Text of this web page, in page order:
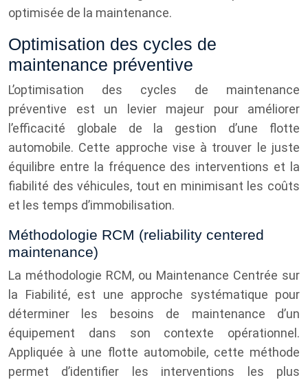
optimisée de la maintenance.
Optimisation des cycles de
maintenance préventive
L’optimisation des cycles de maintenance
préventive est un levier majeur pour améliorer
l’efficacité globale de la gestion d’une flotte
automobile. Cette approche vise à trouver le juste
équilibre entre la fréquence des interventions et la
fiabilité des véhicules, tout en minimisant les coûts
et les temps d’immobilisation.
Méthodologie RCM (reliability centered
maintenance)
La méthodologie RCM, ou Maintenance Centrée sur
la Fiabilité, est une approche systématique pour
déterminer les besoins de maintenance d’un
équipement dans son contexte opérationnel.
Appliquée à une flotte automobile, cette méthode
permet d’identifier les interventions les plus